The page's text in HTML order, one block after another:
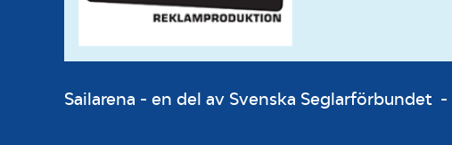
Sailarena - en del av Svenska Seglarförbundet -